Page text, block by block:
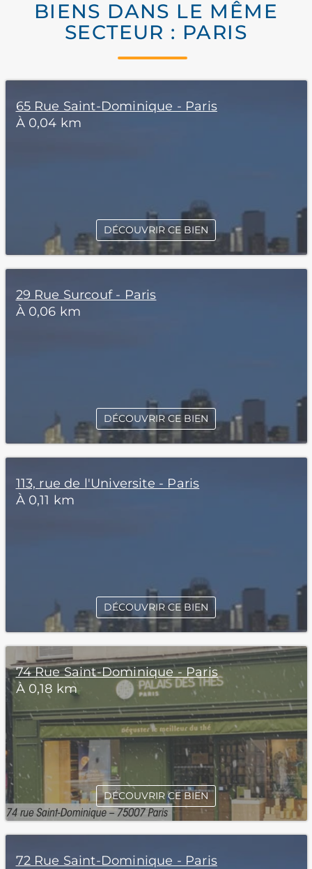
BIENS DANS LE MÊME
SECTEUR : PARIS
65 Rue Saint-Dominique - Paris
À 0,04 km
DÉCOUVRIR CE BIEN
29 Rue Surcouf - Paris
À 0,06 km
DÉCOUVRIR CE BIEN
113, rue de l'Universite - Paris
À 0,11 km
DÉCOUVRIR CE BIEN
74 Rue Saint-Dominique - Paris
À 0,18 km
DÉCOUVRIR CE BIEN
72 Rue Saint-Dominique - Paris